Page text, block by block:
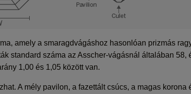
amely a smaragdvágáshoz hasonlóan prizmás
standard száma az Asscher-vágásnál általában 58,
1,00 és 1,05 között van.
A mély pavilon, a fazettált csúcs, a magas korona